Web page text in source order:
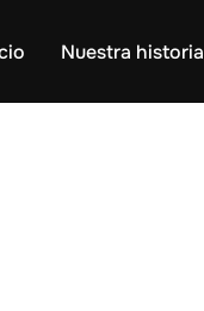
Nuestra historia